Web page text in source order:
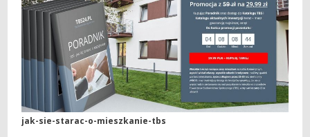
jak-sie-starac-o-mieszkanie-tbs